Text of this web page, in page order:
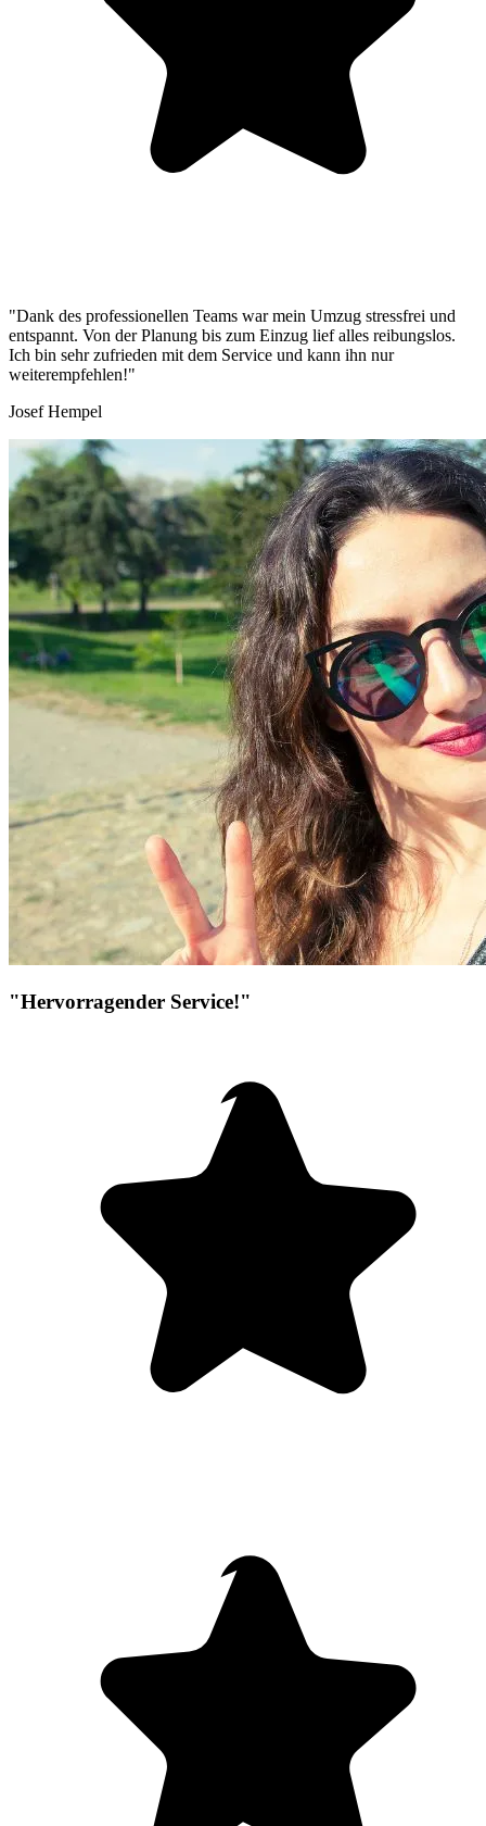
"Dank des professionellen Teams war mein Umzug stressfrei und
entspannt. Von der Planung bis zum Einzug lief alles reibungslos.
Ich bin sehr zufrieden mit dem Service und kann ihn nur
weiterempfehlen!"
Josef Hempel
"Hervorragender Service!"